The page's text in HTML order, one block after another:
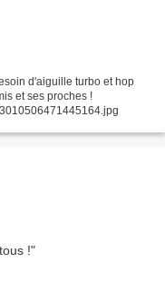
d'aiguille turbo et hop
et ses proches !